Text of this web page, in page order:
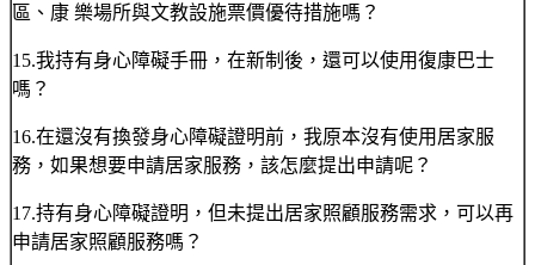
區、康 樂場所與文教設施票價優待措施嗎？
15.我持有身心障礙手冊，在新制後，還可以使用復康巴士
嗎？
16.在還沒有換發身心障礙證明前，我原本沒有使用居家服
務，如果想要申請居家服務，該怎麼提出申請呢？
17.持有身心障礙證明，但未提出居家照顧服務需求，可以再
申請居家照顧服務嗎？